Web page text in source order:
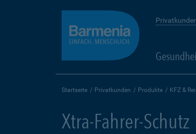
Startseite Privatkunden Produkte KFZ &
Xtra-Fahrer-Schutz